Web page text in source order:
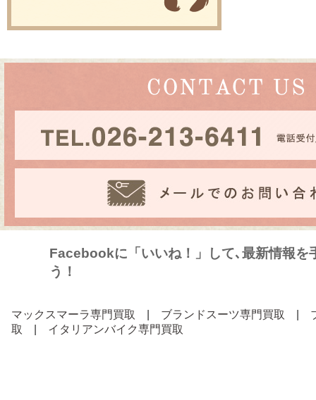
Facebookに「いいね！」して､最新情報を
う！
マックスマーラ専門買取 ブランドスーツ専門買取
取
イタリアンバイク専門買取